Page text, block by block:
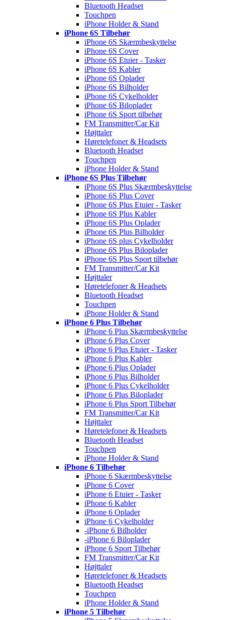
Bluetooth Headset
Touchpen
iPhone Holder & Stand
iPhone 6S Tilbehør
iPhone 6S Skærmbeskyttelse
iPhone 6S Cover
iPhone 6S Etuier - Tasker
iPhone 6S Kabler
iPhone 6S Oplader
iPhone 6S Bilholder
iPhone 6S Cykelholder
iPhone 6S Biloplader
iPhone 6S Sport tilbehør
FM Transmitter/Car Kit
Højttaler
Høretelefoner & Headsets
Bluetooth Headset
Touchpen
iPhone Holder & Stand
iPhone 6S Plus Tilbehør
iPhone 6S Plus Skærmbeskyttelse
iPhone 6S Plus Cover
iPhone 6S Plus Etuier - Tasker
iPhone 6S Plus Kabler
iPhone 6S Plus Oplader
iPhone 6S Plus Bilholder
iPhone 6S plus Cykelholder
iPhone 6S Plus Biloplader
iPhone 6S Plus Sport tilbehør
FM Transmitter/Car Kit
Højttaler
Høretelefoner & Headsets
Bluetooth Headset
Touchpen
iPhone Holder & Stand
iPhone 6 Plus Tilbehør
iPhone 6 Plus Skærmbeskyttelse
iPhone 6 Plus Cover
iPhone 6 Plus Etuier - Tasker
iPhone 6 Plus Kabler
iPhone 6 Plus Oplader
iPhone 6 Plus Bilholder
iPhone 6 Plus Cykelholder
iPhone 6 Plus Biloplader
iPhone 6 Plus Sport Tilbehør
FM Transmitter/Car Kit
Højttaler
Høretelefoner & Headsets
Bluetooth Headset
Touchpen
iPhone Holder & Stand
iPhone 6 Tilbehør
iPhone 6 Skærmbeskyttelse
iPhone 6 Cover
iPhone 6 Etuier - Tasker
iPhone 6 Kabler
iPhone 6 Oplader
iPhone 6 Cykelholder
-iPhone 6 Bilholder
-iPhone 6 Biloplader
iPhone 6 Sport Tilbehør
FM Transmitter/Car Kit
Højttaler
Høretelefoner & Headsets
Bluetooth Headset
Touchpen
iPhone Holder & Stand
iPhone 5 Tilbehør